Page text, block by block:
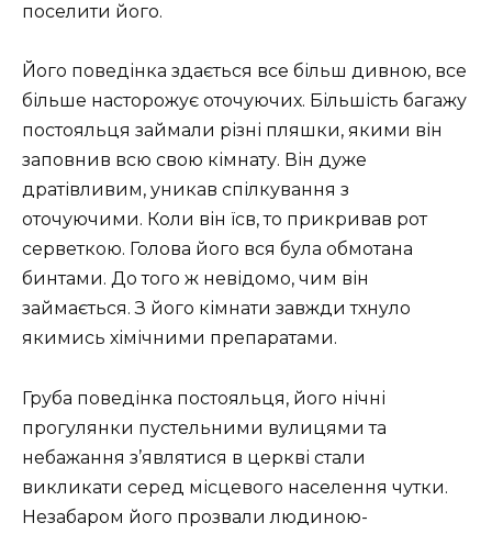
поселити його.
Його поведінка здається все більш дивною, все
більше насторожує оточуючих. Більшість багажу
постояльця займали різні пляшки, якими він
заповнив всю свою кімнату. Він дуже
дратівливим, уникав спілкування з
оточуючими. Коли він їсв, то прикривав рот
серветкою. Голова його вся була обмотана
бинтами. До того ж невідомо, чим він
займається. З його кімнати завжди тхнуло
якимись хімічними препаратами.
Груба поведінка постояльця, його нічні
прогулянки пустельними вулицями та
небажання з’являтися в церкві стали
викликати серед місцевого населення чутки.
Незабаром його прозвали людиною-